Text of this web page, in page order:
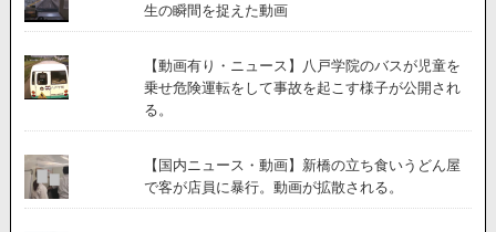
生の瞬間を捉えた動画
【動画有り・ニュース】八戸学院のバスが児童を
乗せ危険運転をして事故を起こす様子が公開され
る。
【国内ニュース・動画】新橋の立ち食いうどん屋
で客が店員に暴行。動画が拡散される。